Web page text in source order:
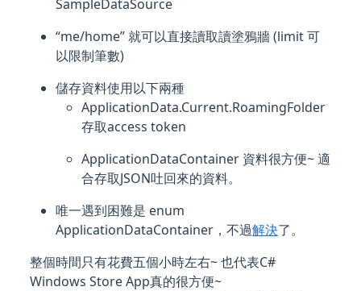
SampleDataSource
“me/home” 就可以直接讀取讀塗鴉牆 (limit 可
以限制筆數)
儲存資料使用以下兩種
ApplicationData.Current.RoamingFolder
存取access token
ApplicationDataContainer 資料很方便~ 適
合存取JSON吐回來的資料。
唯一遇到困難是 enum
ApplicationDataContainer，不過解決了。
整個時間只有花費五個小時左右~ 也代表C#
Windows Store App真的很方便~